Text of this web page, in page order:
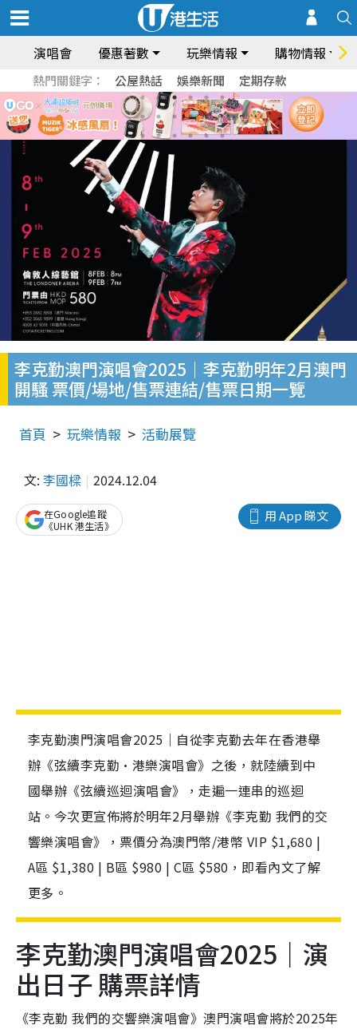
演唱會 優惠著數 玩樂情報 購物情報
熱門關鍵字： 公屋熱話 娛樂新聞 定期存款
李克勤澳門演唱會2025｜李克勤明年2月澳門
開騷 票價/場地/售票連結/售票日期一覽
首頁 玩樂情報 活動展覽
文: 李國樑 2024.12.04
用 App 睇文
在Google追蹤
《UHK 港生活》
李克勤澳門演唱會2025｜自從李克勤去年在香港舉
辦《弦續李克勤·港樂演唱會》之後，就陸續到中
國舉辦《弦續巡迴演唱會》，走遍一連串的巡迴
站。今次更宣佈將於明年2月舉辦《李克勤 我們的交
響樂演唱會》，票價分為澳門幣/港幣 VIP $1,680 |
A區 $1,380 | B區 $980 | C區 $580，即看內文了解
更多。
李克勤澳門演唱會2025｜演
出日子 購票詳情
《李克勤 我們的交響樂演唱會》澳門演唱會將於2025年